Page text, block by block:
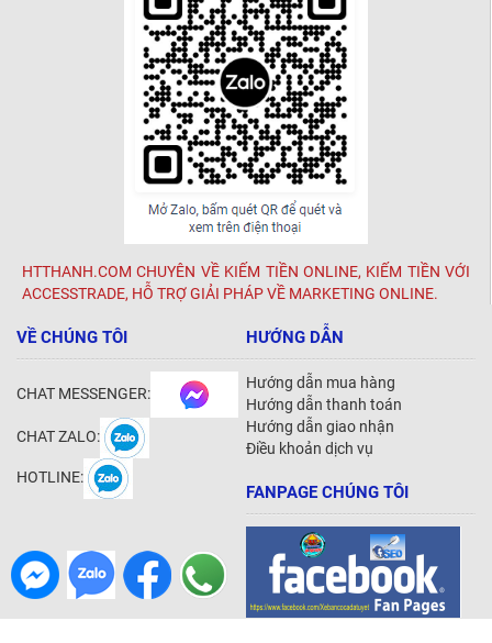
HTTHANH.COM CHUYÊN VỀ KIẾM TIỀN ONLINE, KIẾM TIỀN VỚI
ACCESSTRADE, HỖ TRỢ GIẢI PHÁP VỀ MARKETING ONLINE.
VỀ CHÚNG TÔI
CHAT MESSENGER:
CHAT ZALO:
HOTLINE:
HƯỚNG DẪN
Hướng dẫn mua hàng
Hướng dẫn thanh toán
Hướng dẫn giao nhận
Điều khoản dịch vụ
FANPAGE CHÚNG TÔI